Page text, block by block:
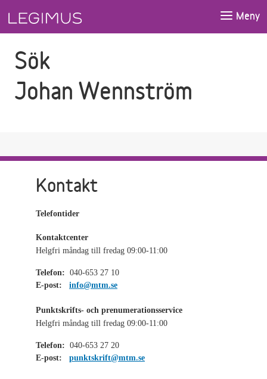
Meny
Sök
Johan Wennström
Kontakt
Telefontider
Kontaktcenter
Helgfri måndag till fredag 09:00-11:00
Telefon: 040-653 27 10
E-post:
info@mtm.se
Punktskrifts- och prenumerationsservice
Helgfri måndag till fredag 09:00-11:00
Telefon: 040-653 27 20
E-post:
punktskrift@mtm.se